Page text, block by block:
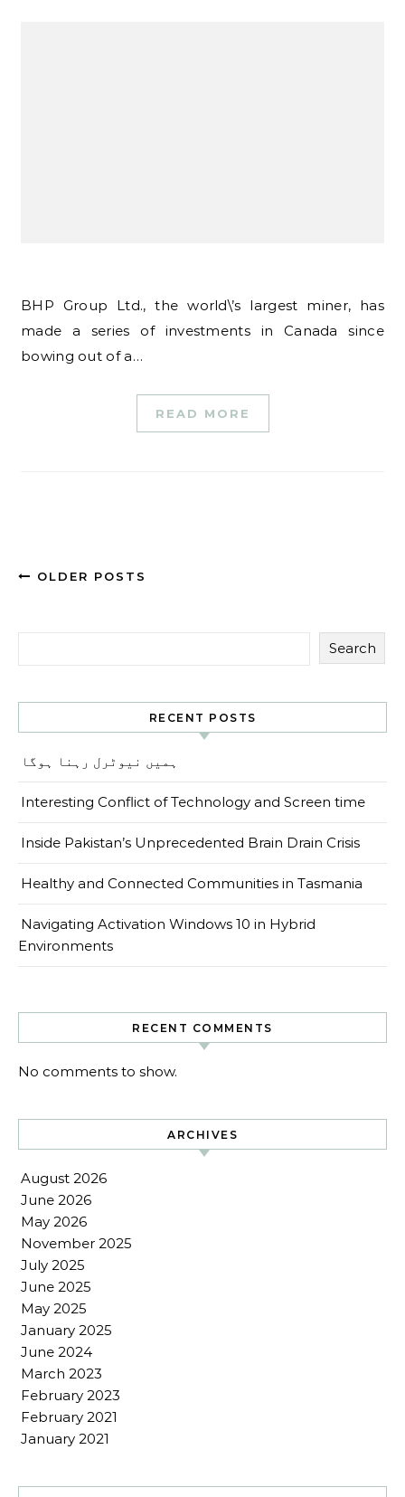
BHP Group Ltd., the world\’s largest miner, has
made a series of investments in Canada since
bowing out of a…
READ MORE
OLDER POSTS
Search
RECENT POSTS
ہمیں نیوٹرل رہنا ہوگا
Interesting Conflict of Technology and Screen time
Inside Pakistan’s Unprecedented Brain Drain Crisis
Healthy and Connected Communities in Tasmania
Navigating Activation Windows 10 in Hybrid
Environments
RECENT COMMENTS
No comments to show.
ARCHIVES
August 2026
June 2026
May 2026
November 2025
July 2025
June 2025
May 2025
January 2025
June 2024
March 2023
February 2023
February 2021
January 2021